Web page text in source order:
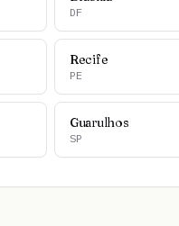
DF
Recife
PE
Guarulhos
SP